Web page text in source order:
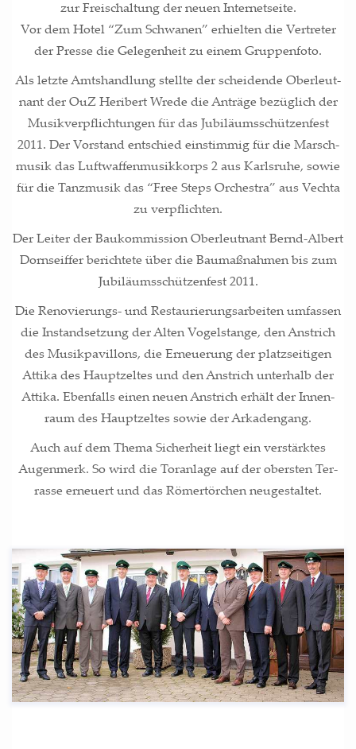
zur Frei­schal­tung der neu­en Inter­net­sei­te.
Vor dem Hotel “Zum Schwa­nen” erhiel­ten die Ver­tre­ter
der Pres­se die Gele­gen­heit zu einem Gruppenfoto.
Als letz­te Amts­hand­lung stell­te der schei­den­de Ober­leut­
nant der OuZ Heri­bert Wre­de die Anträ­ge bezüg­lich der
Musik­ver­pflich­tun­gen für das Jubi­lä­ums­schüt­zen­fest
2011. Der Vor­stand ent­schied ein­stim­mig für die Marsch­
mu­sik das Luft­waf­fen­mu­sik­korps 2 aus Karls­ru­he, sowie
für die Tanz­mu­sik das “Free Steps Orches­tra” aus Vech­ta
zu verpflichten.
Der Lei­ter der Bau­kom­mis­si­on Ober­leut­nant Bernd-Albert
Dorn­seif­fer berich­te­te über die Bau­maß­nah­men bis zum
Jubi­lä­ums­schüt­zen­fest 2011.
Die Reno­vie­rungs- und Restau­rie­rungs­ar­bei­ten umfas­sen
die Instand­set­zung der Alten Vogel­stan­ge, den Anstrich
des Musik­pa­vil­lons, die Erneue­rung der platz­sei­ti­gen
Atti­ka des Haupt­zel­tes und den Anstrich unter­halb der
Atti­ka. Eben­falls einen neu­en Anstrich erhält der Innen­
raum des Haupt­zel­tes sowie der Arkadengang.
Auch auf dem The­ma Sicher­heit liegt ein ver­stärk­tes
Augen­merk. So wird die Tor­an­la­ge auf der obers­ten Ter­
ras­se erneu­ert und das Römer­tör­chen neugestaltet.